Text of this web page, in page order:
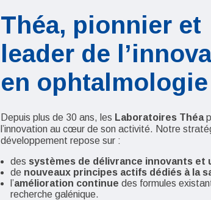
Théa, pionnier et
leader de
en ophtalmologie
Depuis plus de 30 ans, les Laboratoires Théa
l’innovation au cœur de son activité. Notre
développement repose sur :
des systèmes de délivrance innovants et
de nouveaux principes actifs dédiés à la
l’amélioration continue des formules
recherche galénique.